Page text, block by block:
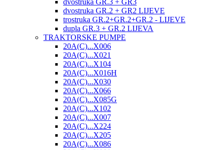
dvostruka GR.3 + GR3
dvostruka GR.2 + GR2 LIJEVE
trostruka GR.2+GR.2+GR.2 - LIJEVE
dupla GR.3 + GR.2 LIJEVA
TRAKTORSKE PUMPE
20A(C)...X006
20A(C)...X021
20A(C)...X104
20A(C)...X016H
20A(C)...X030
20A(C)...X066
20A(C)...X085G
20A(C)...X102
20A(C)...X007
20A(C)...X224
20A(C)...X205
20A(C)...X086